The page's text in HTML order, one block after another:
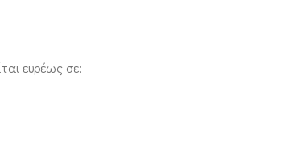
ευρέως σε: